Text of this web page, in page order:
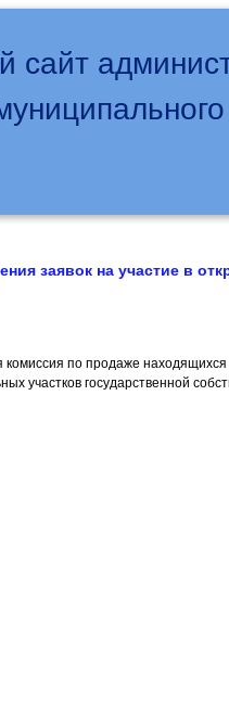
сайт
заявок на участие в
по продаже
участков государственной